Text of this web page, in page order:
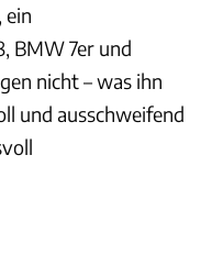
ein
BMW 7er und
nicht – was ihn
und ausschweifend